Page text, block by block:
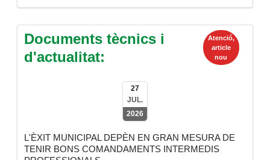
Atenció,
article
nou
Documents tècnics i
d'actualitat:
27
JUL.
2026
L'ÈXIT MUNICIPAL DEPÈN EN GRAN MESURA DE
TENIR BONS COMANDAMENTS INTERMEDIS